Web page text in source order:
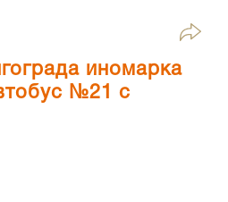
иномарка
№21 с